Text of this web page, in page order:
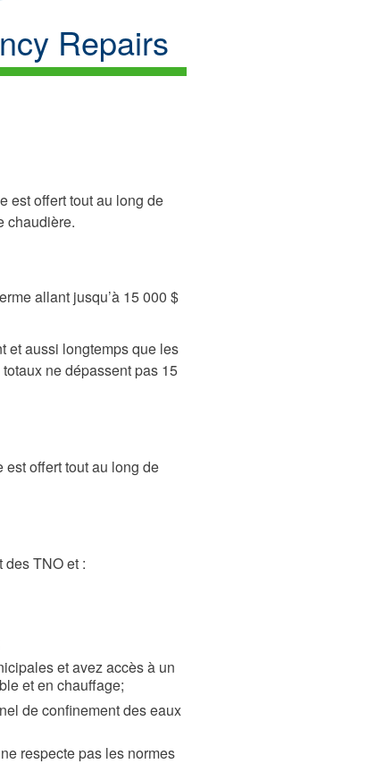
Repairs
est offert tout au long de
chaudière.
allant jusqu’à 15 000 $
et aussi longtemps que les
ne dépassent pas 15
est offert tout au long de
TNO et :
et avez accès à un
et en chauffage;
de confinement des eaux
respecte pas les normes